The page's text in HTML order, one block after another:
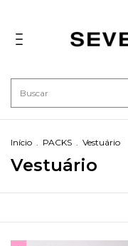
Início . PACKS . Vestuário
Vestuário